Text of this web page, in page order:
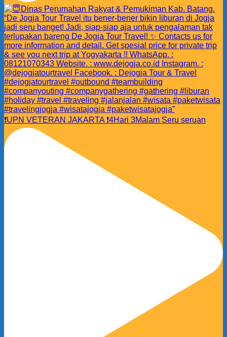
❗️UPN VETERAN JAKARTA ❗️4Hari 3Malam Seru seruan